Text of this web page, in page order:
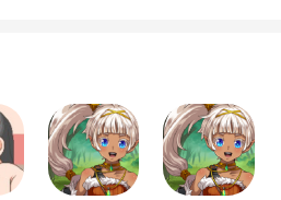
诸多怪物BOSS和经典副
个BOSS地图，玩家可独立
，共同战胜强大的